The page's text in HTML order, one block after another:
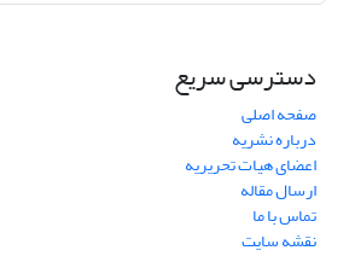
دسترسی سریع
صفحه اصلی
درباره نشریه
اعضای هیات تحریریه
ارسال مقاله
تماس با ما
نقشه سایت